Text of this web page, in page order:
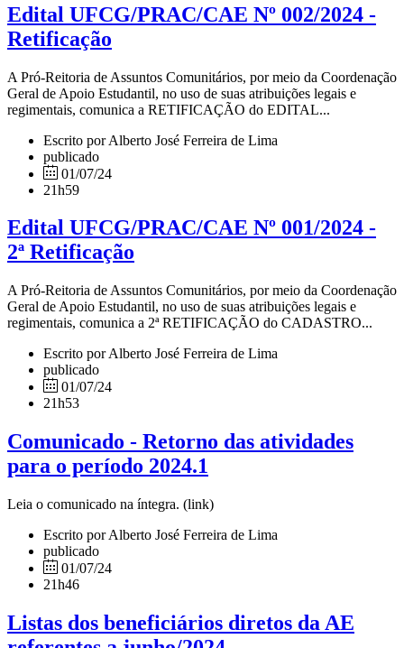
Edital UFCG/PRAC/CAE Nº 002/2024 -
Retificação
A Pró-Reitoria de Assuntos Comunitários, por meio da Coordenação
Geral de Apoio Estudantil, no uso de suas atribuições legais e
regimentais, comunica a RETIFICAÇÃO do EDITAL...
Escrito por Alberto José Ferreira de Lima
publicado
01/07/24
21h59
Edital UFCG/PRAC/CAE Nº 001/2024 -
2ª Retificação
A Pró-Reitoria de Assuntos Comunitários, por meio da Coordenação
Geral de Apoio Estudantil, no uso de suas atribuições legais e
regimentais, comunica a 2ª RETIFICAÇÃO do CADASTRO...
Escrito por Alberto José Ferreira de Lima
publicado
01/07/24
21h53
Comunicado - Retorno das atividades
para o período 2024.1
Leia o comunicado na íntegra. (link)
Escrito por Alberto José Ferreira de Lima
publicado
01/07/24
21h46
Listas dos beneficiários diretos da AE